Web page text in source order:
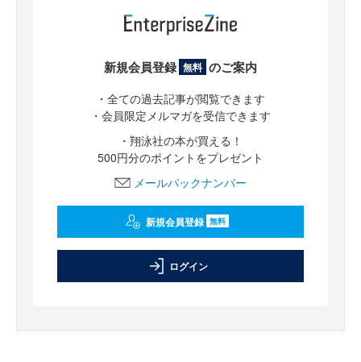
新規会員登録 無料 のご案内
・全ての過去記事が閲覧できます
・会員限定メルマガを受信できます
・翔泳社の本が買える！
500円分のポイントをプレゼント
メールバックナンバー
新規会員登録 無料
ログイン